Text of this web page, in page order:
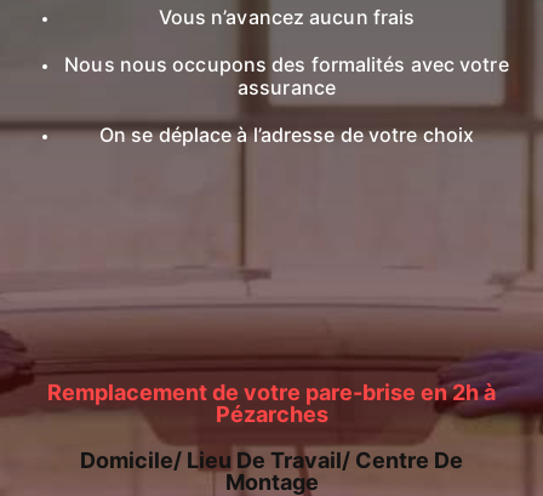
Vous n’avancez aucun frais
Nous nous occupons des formalités avec votre
assurance
On se déplace à l’adresse de votre choix
Remplacement de votre pare-brise en 2h à
Pézarches
Domicile/ Lieu De Travail/ Centre De
Montage